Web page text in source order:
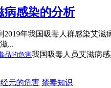
病感染的分析
2019年我国吸毒人群感染艾
...
品的危害我国吸毒人员艾滋病
禁毒知识